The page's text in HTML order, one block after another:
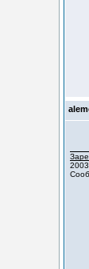
2003